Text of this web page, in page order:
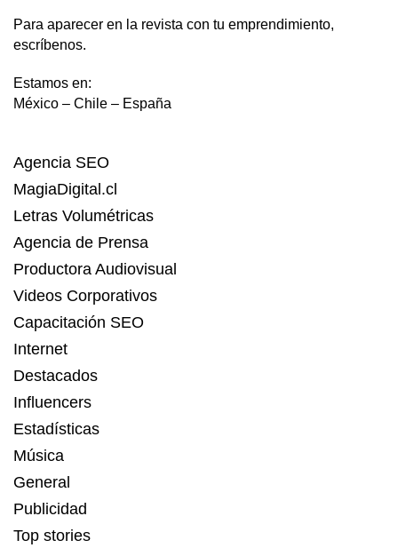
Para aparecer en la revista con tu emprendimiento,
escríbenos.
Estamos en:
México – Chile – España
Agencia SEO
MagiaDigital.cl
Letras Volumétricas
Agencia de Prensa
Productora Audiovisual
Videos Corporativos
Capacitación SEO
Internet
Destacados
Influencers
Estadísticas
Música
General
Publicidad
Top stories